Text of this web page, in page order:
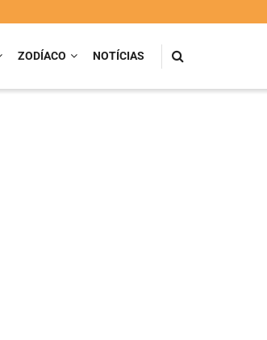
ZODÍACO NOTÍCIAS